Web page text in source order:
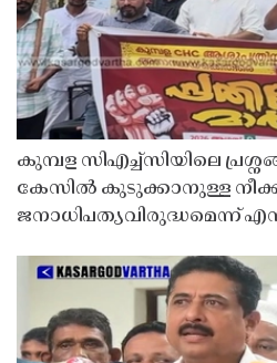
കുമ്പള സിഎച്ച്സിയിലെ
കേസിൽ കുടുക്കാനുള്ള
ജനാധിപത്യവിരുദ്ധമെന്ന്